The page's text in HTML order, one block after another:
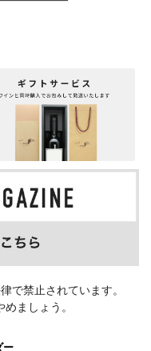
で禁止されています。
ましょう。
ー